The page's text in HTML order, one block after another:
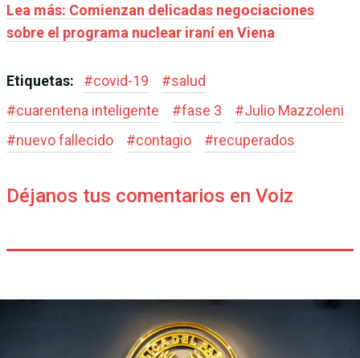
Lea más: Comienzan delicadas negociaciones
sobre el programa nuclear iraní en Viena
Etiquetas: #covid-19 #salud
#cuarentena inteligente #fase 3 #Julio Mazzoleni
#nuevo fallecido #contagio #recuperados
Déjanos tus comentarios en Voiz